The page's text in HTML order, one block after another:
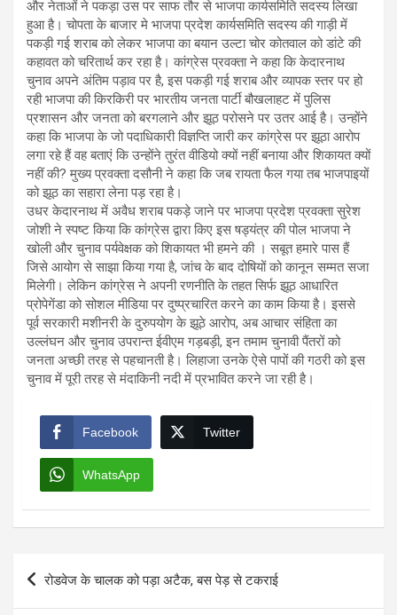
और नेताओं ने पकड़ा उस पर साफ तौर से भाजपा कार्यसमिति सदस्य लिखा
हुआ है। चोपता के बाजार मे भाजपा प्रदेश कार्यसमिति सदस्य की गाड़ी में
पकड़ी गई शराब को लेकर भाजपा का बयान उल्टा चोर कोतवाल को डांटे की
कहावत को चरितार्थ कर रहा है। कांग्रेस प्रवक्ता ने कहा कि केदारनाथ
चुनाव अपने अंतिम पड़ाव पर है, इस पकड़ी गई शराब और व्यापक स्तर पर हो
रही भाजपा की किरकिरी पर भारतीय जनता पार्टी बौखलाहट में पुलिस
प्रशासन और जनता को बरगलाने और झूठ परोसने पर उतर आई है। उन्होंने
कहा कि भाजपा के जो पदाधिकारी विज्ञप्ति जारी कर कांग्रेस पर झूठा आरोप
लगा रहे हैं वह बताएं कि उन्होंने तुरंत वीडियो क्यों नहीं बनाया और शिकायत क्यों
नहीं की? मुख्य प्रवक्ता दसौनी ने कहा कि जब रायता फैल गया तब भाजपाइयों
को झूठ का सहारा लेना पड़ रहा है।
उधर केदारनाथ में अवैध शराब पकड़े जाने पर भाजपा प्रदेश प्रवक्ता सुरेश
जोशी ने स्पष्ट किया कि कांग्रेस द्वारा किए इस षड्यंत्र की पोल भाजपा ने
खोली और चुनाव पर्यवेक्षक को शिकायत भी हमने की । सबूत हमारे पास हैं
जिसे आयोग से साझा किया गया है, जांच के बाद दोषियों को कानून सम्मत सजा
मिलेगी। लेकिन कांग्रेस ने अपनी रणनीति के तहत सिर्फ झूठ आधारित
प्रोपेगेंडा को सोशल मीडिया पर दुष्प्रचारित करने का काम किया है। इससे
पूर्व सरकारी मशीनरी के दुरुपयोग के झूठे आरोप, अब आचार संहिता का
उल्लंघन और चुनाव उपरान्त ईवीएम गड़बड़ी, इन तमाम चुनावी पैंतरों को
जनता अच्छी तरह से पहचानती है। लिहाजा उनके ऐसे पापों की गठरी को इस
चुनाव में पूरी तरह से मंदाकिनी नदी में प्रभावित करने जा रही है।
Facebook Twitter
WhatsApp
Post
रोडवेज के चालक को पड़ा अटैक, बस पेड़ से टकराई